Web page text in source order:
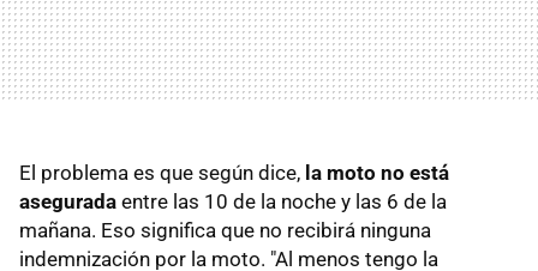
El problema es que según dice, la moto no está
asegurada entre las 10 de la noche y las 6 de la
mañana. Eso significa que no recibirá ninguna
indemnización por la moto. "Al menos tengo la